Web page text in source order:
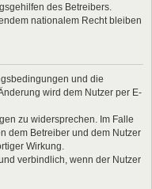
des Betreibers.
nationalem Recht bleiben
und die
wird dem Nutzer per E-
zu widersprechen. Im Falle
dem Betreiber und dem Nutzer
Wirkung.
verbindlich, wenn der Nutzer